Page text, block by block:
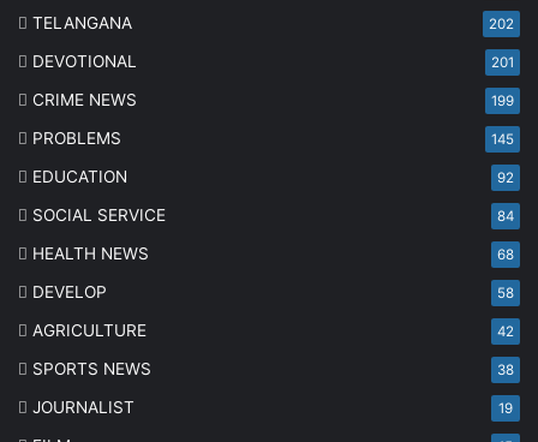
TELANGANA 202
DEVOTIONAL 201
CRIME NEWS 199
PROBLEMS 145
EDUCATION 92
SOCIAL SERVICE 84
HEALTH NEWS 68
DEVELOP 58
AGRICULTURE 42
SPORTS NEWS 38
JOURNALIST 19